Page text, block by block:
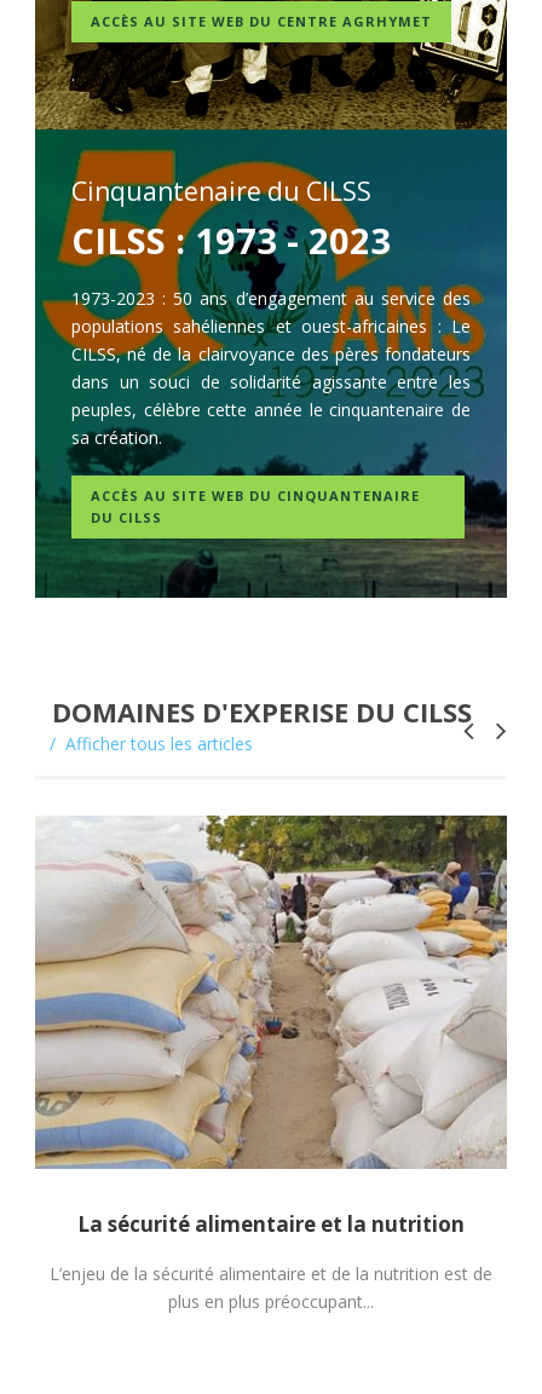
ACCÈS AU SITE WEB DU CENTRE AGRHYMET
.
Cinquantenaire du CILSS
CILSS : 1973 - 2023
1973-2023 : 50 ans d’engagement au service des
populations sahéliennes et ouest-africaines : Le
CILSS, né de la clairvoyance des pères fondateurs
dans un souci de solidarité agissante entre les
peuples, célèbre cette année le cinquantenaire de
sa création.
ACCÈS AU SITE WEB DU CINQUANTENAIRE
DU CILSS
DOMAINES D'EXPERISE DU CILSS
Afficher tous les articles
La gestion des ressources naturelles
La gestion des ressources naturelles Depuis les années
1970, la population mondiale a doublé, et...